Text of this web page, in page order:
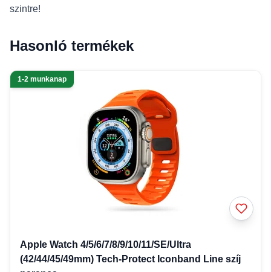
szintre!
Hasonló termékek
1-2 munkanap
Apple Watch 4/5/6/7/8/9/10/11/SE/Ultra
(42/44/45/49mm) Tech-Protect Iconband Line szíj